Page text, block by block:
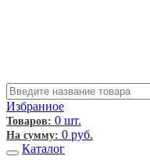
Избранное
Товаров: 0 шт.
На сумму: 0 руб.
Каталог